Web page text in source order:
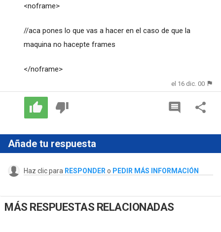
<noframe>
//aca pones lo que vas a hacer en el caso de que la
maquina no hacepte frames
</noframe>
el 16 dic. 00
Añade tu respuesta
Haz clic para RESPONDER o PEDIR MÁS INFORMACIÓN
MÁS RESPUESTAS RELACIONADAS